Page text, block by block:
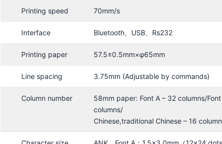
Printing speed 70mm/s
Interface Bluetooth、USB、Rs232
Printing paper 57.5±0.5mm×φ65mm
Line spacing 3.75mm (Adjustable by commands)
Column number
58mm paper: Font A – 32 columns/
columns/
Chinese,traditional Chinese – 16